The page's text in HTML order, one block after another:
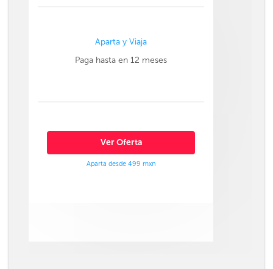
Aparta y Viaja
Paga hasta en 12 meses
Ver Oferta
Aparta desde 499 mxn